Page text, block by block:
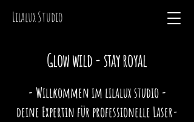
Lilalux Studio
Glow wild - stay royal
- Willkommen im lilalux studio -
deine Expertin für professionelle Laser-